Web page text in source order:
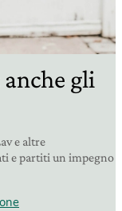
gli
e altre
e partiti un impegno